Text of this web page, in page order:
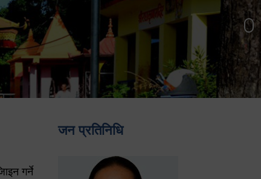
गर्ने
जन प्रतिनिधि